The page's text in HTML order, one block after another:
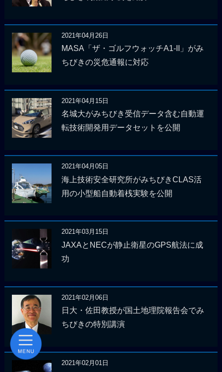
2021年04月26日
MASA「ザ・ゴルフウォッチA1-II」がみ
ちびきの災危通報に対応
2021年04月15日
名城大がみちびき受信データ含む自動運
転技術開発用データセットを公開
2021年04月05日
海上技術安全研究所がみちびきCLAS活
用の小型船自動着桟実験を公開
2021年03月15日
JAXAとNECが静止衛星のGPS航法に成
功
2021年02月06日
日大・佐田教授が国土地理院報告会でみ
ちびきの特別講演
2021年02月01日